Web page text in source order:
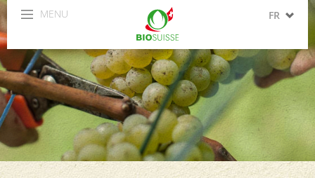
MENU FR
IT